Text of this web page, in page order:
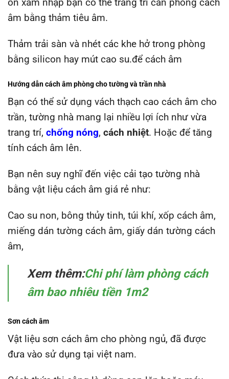
âm bằng thảm tiêu âm.
Thảm trải sàn và nhét các khe hở trong phòng
bằng silicon hay mút cao su.để cách âm
Hướng dẫn cách âm phòng cho tường và trần nhà
Bạn có thể sử dụng vách thạch cao cách âm cho
trần, tường nhà mang lại nhiều lợi ích như vừa
trang trí, chống nóng, cách nhiệt. Hoặc để tăng
tính cách âm lên.
Bạn nên suy nghĩ đến việc cải tạo tường nhà
bằng vật liệu cách âm giá rẻ như:
Cao su non, bông thủy tinh, túi khí, xốp cách âm,
miếng dán tường cách âm, giấy dán tường cách
âm,
Xem thêm:Chi phí làm phòng cách
âm bao nhiêu tiền 1m2
Sơn cách âm
Vật liệu sơn cách âm cho phòng ngủ, đã được
đưa vào sử dụng tại việt nam.